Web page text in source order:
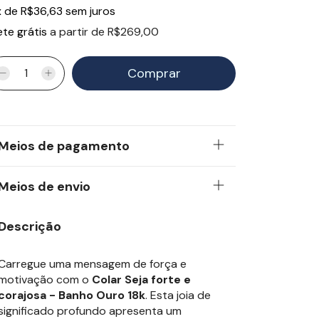
de R$36,63 sem juros
grátis a partir de R$269,00
de pagamento
de envio
uma mensagem de força e
com o Colar Seja forte e
- Banho Ouro 18k. Esta joia de
profundo apresenta um